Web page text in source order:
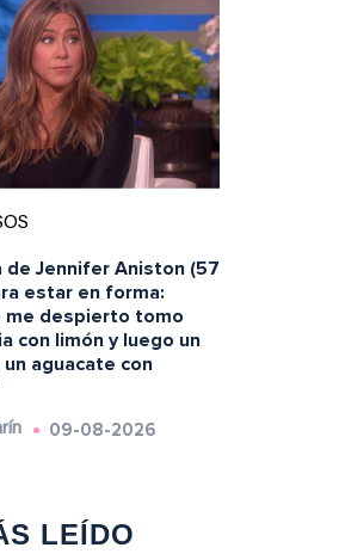
de Jennifer Aniston (57
estar en forma:
me despierto tomo
con limón y luego un
aguacate con
09-08-2026
LEÍDO